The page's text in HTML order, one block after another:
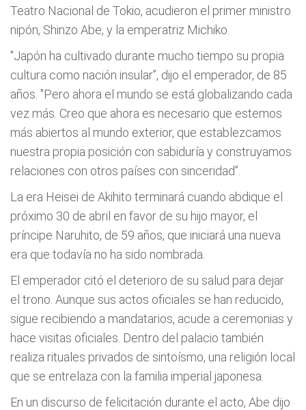
Teatro Nacional de Tokio, acudieron el primer ministro
nipón, Shinzo Abe, y la emperatriz Michiko.
"Japón ha cultivado durante mucho tiempo su propia
cultura como nación insular”, dijo el emperador, de 85
años. "Pero ahora el mundo se está globalizando cada
vez más. Creo que ahora es necesario que estemos
más abiertos al mundo exterior, que establezcamos
nuestra propia posición con sabiduría y construyamos
relaciones con otros países con sinceridad”.
La era Heisei de Akihito terminará cuando abdique el
próximo 30 de abril en favor de su hijo mayor, el
príncipe Naruhito, de 59 años, que iniciará una nueva
era que todavía no ha sido nombrada.
El emperador citó el deterioro de su salud para dejar
el trono. Aunque sus actos oficiales se han reducido,
sigue recibiendo a mandatarios, acude a ceremonias y
hace visitas oficiales. Dentro del palacio también
realiza rituales privados de sintoísmo, una religión local
que se entrelaza con la familia imperial japonesa.
En un discurso de felicitación durante el acto, Abe dijo